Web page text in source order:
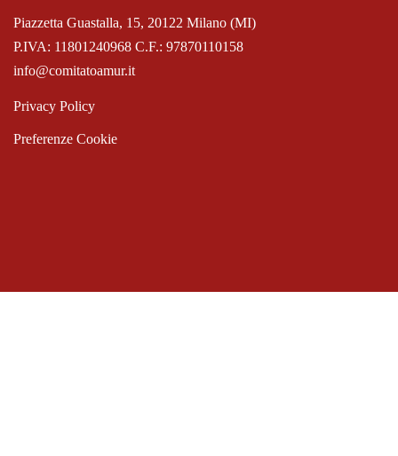
P.IVA: 11801240968 C.F.: 97870110158
Piazzetta Guastalla, 15, 20122 Milano (MI)
info@comitatoamur.it
Privacy Policy
Preferenze Cookie